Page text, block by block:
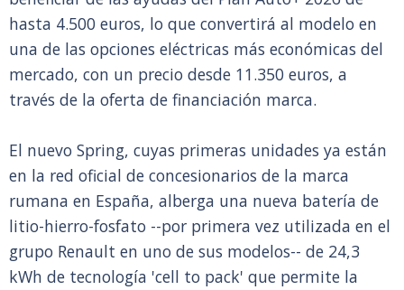
hasta 4.500 euros, lo que convertirá al modelo en
una de las opciones eléctricas más económicas del
mercado, con un precio desde 11.350 euros, a
través de la oferta de financiación marca.
El nuevo Spring, cuyas primeras unidades ya están
en la red oficial de concesionarios de la marca
rumana en España, alberga una nueva batería de
litio-hierro-fosfato --por primera vez utilizada en el
grupo Renault en uno de sus modelos-- de 24,3
kWh de tecnología 'cell to pack' que permite la